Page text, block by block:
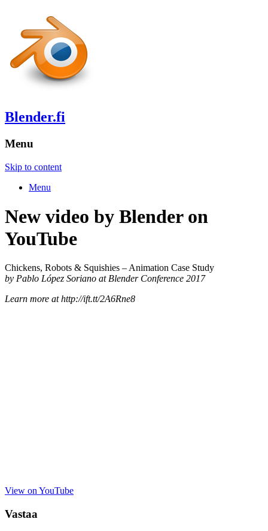
Blender.fi
Menu
Skip to content
Menu
New video by Blender on
YouTube
Chickens, Robots & Squishies – Animation Case Study
by Pablo López Soriano at Blender Conference 2017
Learn more at http://ift.tt/2A6Rne8
View on YouTube
Vastaa